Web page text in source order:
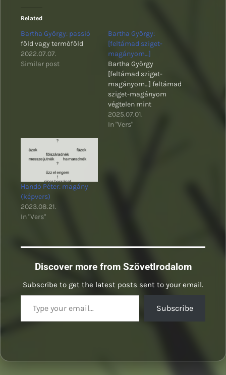
Related
Bartha György: passió
föld vagy termőföld
2022.07.07.
Similar post
Bartha György:
[feltámad sziget-
magányom…]
Bartha György
[feltámad sziget-
magányom…] feltámad
sziget-magányom
végtelen mint
arcomban a szelek ne
siess elérjem kezed nem
2025.07.01.
In "Vers"
Handó Péter: magány
(képvers)
2023.08.21.
In "Vers"
Discover more from SzövetIrodalom
Subscribe to get the latest posts sent to your email.
Type your email…
Subscribe